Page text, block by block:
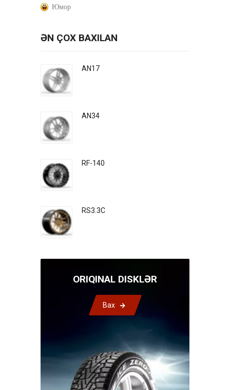
Юмор
ƏN ÇOX BAXILAN
AN17
AN34
RF-140
RS3.3C
ORIQINAL DISKLƏR
Bax